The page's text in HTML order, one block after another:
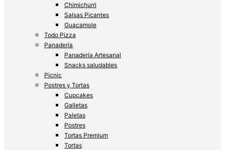
Chimichurri
Salsas Picantes
Guacamole
Todo Pizza
Panadería
Panadería Artesanal
Snacks saludables
Picnic
Postres y Tortas
Cupcakes
Galletas
Paletas
Postres
Tortas Premium
Tortas